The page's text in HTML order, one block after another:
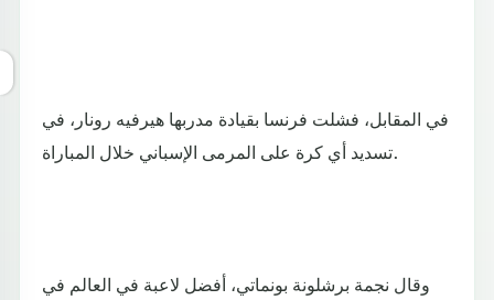
في المقابل، فشلت فرنسا بقيادة مدربها هيرفيه رونار، في
تسديد أي كرة على المرمى الإسباني خلال المباراة.
وقال نجمة برشلونة بونماتي، أفضل لاعبة في العالم في